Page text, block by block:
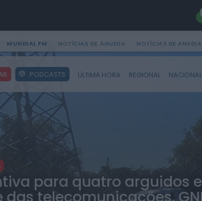
MUNDIAL FM NOTÍCIAS DE ÁGUEDA NOTÍCIAS DE ANADIA
PODCASTS ÚLTIMA HORA REGIONAL NACIONAL
para quatro arguidos